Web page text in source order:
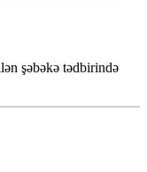
şəbəkə tədbirində